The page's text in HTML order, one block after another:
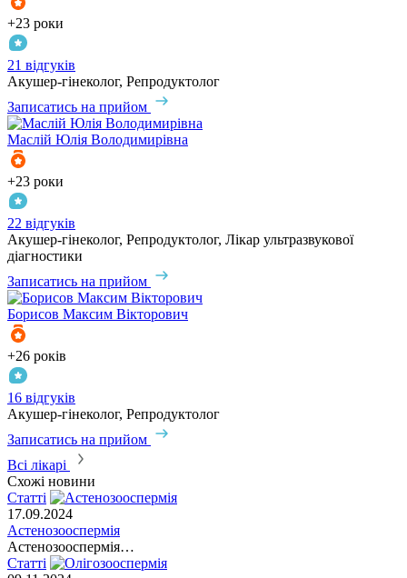
+23 роки
21 відгуків
Акушер-гінеколог, Репродуктолог
Записатись на прийом
Маслій Юлія Володимирівна
+23 роки
22 відгуків
Акушер-гінеколог, Репродуктолог, Лікар ультразвукової
діагностики
Записатись на прийом
Борисов Максим Вікторович
+26 років
16 відгуків
Акушер-гінеколог, Репродуктолог
Записатись на прийом
Всі лікарі
Схожі новини
Статті
17.09.2024
Астенозооспермія
Астенозооспермія…
Статті